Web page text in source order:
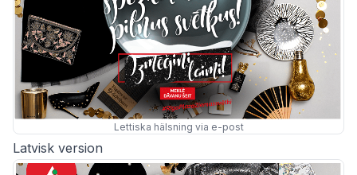
Lettiska hälsning via e-post
Latvisk version